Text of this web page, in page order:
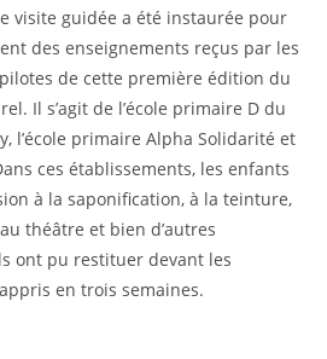
visite guidée a été instaurée pour
des enseignements reçus par les
de cette première édition du
Il s’agit de l’école primaire D du
l’école primaire Alpha Solidarité et
ces établissements, les enfants
à la saponification, à la teinture,
théâtre et bien d’autres
ont pu restituer devant les
en trois semaines.